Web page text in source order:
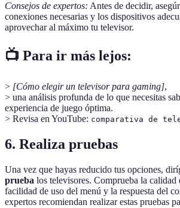
Consejos de expertos: Antes de decidir,
conexiones necesarias y los dispositivos
aprovechar al máximo tu televisor.
📺 Para ir más lejos:
> [Cómo elegir un televisor para gaming],
> una análisis profunda de lo que necesitas
experiencia de juego óptima.
> Revisa en YouTube: comparativa de
6. Realiza pruebas
Una vez que hayas reducido tus opciones,
prueba los televisores. Comprueba la calidad
facilidad de uso del menú y la respuesta del
expertos recomiendan realizar estas pruebas